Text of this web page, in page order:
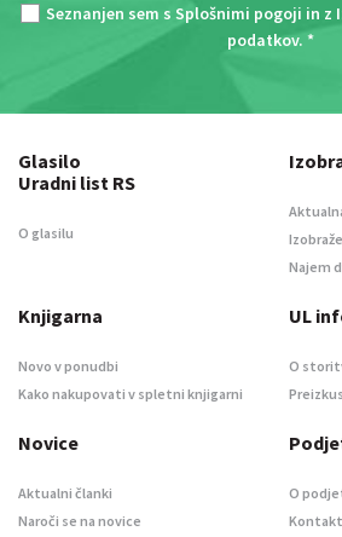
Seznanjen sem s Splošnimi pogoji in z
podatkov. *
Glasilo
Uradni list RS
O glasilu
Najem
Knjigarna
Novo v ponudbi
Kako nakupovati v spletni knjigarni
UL
O
Novice
Aktualni članki
Naroči se na novice
O
Kontakt